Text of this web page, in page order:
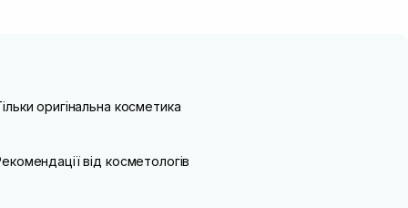
оригінальна косметика
від косметологів